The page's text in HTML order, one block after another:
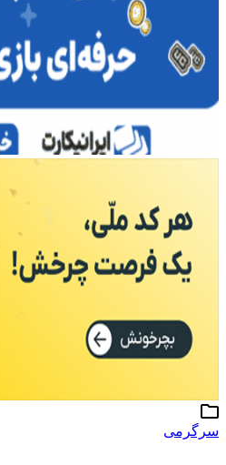
سرگرمی